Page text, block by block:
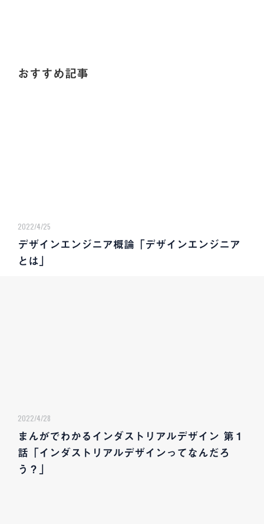
おすすめ記事
2022/4/25
デザインエンジニア概論「デザインエンジニア
とは」
2022/4/28
まんがでわかるインダストリアルデザイン 第１
話「インダストリアルデザインってなんだろ
う？」